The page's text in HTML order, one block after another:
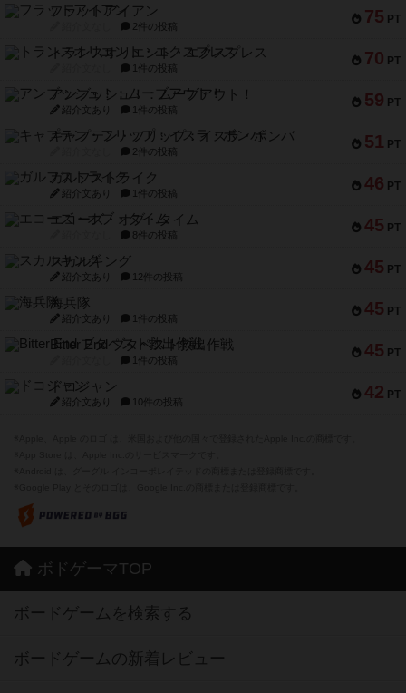
75 PT
フラットアイアン
2件の投稿
70 PT
トランスオリエント・エクスプレス
1件の投稿
59 PT
アンブッシュ！：ムーブアウト！
紹介文あり 1件の投稿
51 PT
キャプテン・フリップ：イスラ・ボンバ
2件の投稿
46 PT
ガルフストライク
紹介文あり 1件の投稿
45 PT
エコーズ・オブ・タイム
8件の投稿
45 PT
スカルキング
紹介文あり 12件の投稿
45 PT
海兵隊
紹介文あり 1件の投稿
45 PT
Bitter End ブタペスト救出作戦
1件の投稿
42 PT
ドコジャン
紹介文あり 10件の投稿
ボドゲーマTOP
ボードゲームを検索する
ボードゲームの新着レビュー